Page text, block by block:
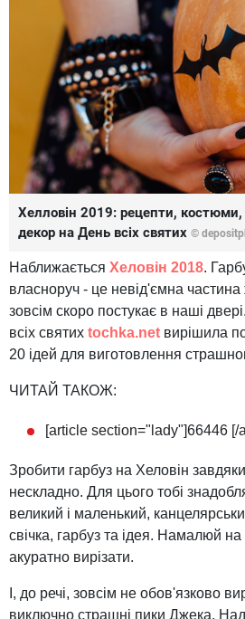
Хелловін 2019: рецепти, костюми,
декор на День всіх святих ©
Наближається Хеловін 2018.
власноруч - це невід'ємна
зовсім скоро постукає в наші
всіх святих tochka.net вирішила
20 ідей для виготовлення
ЧИТАЙ ТАКОЖ:
[article section="lady"]66446 [/
Зробити гарбуз на Хеловін
нескладно. Для цього тобі
великий і маленький,
свічка, гарбуз та ідея. Намалюй на
акуратно вирізати.
І, до речі, зовсім не обов'язково
виключно страшні пики Джека.